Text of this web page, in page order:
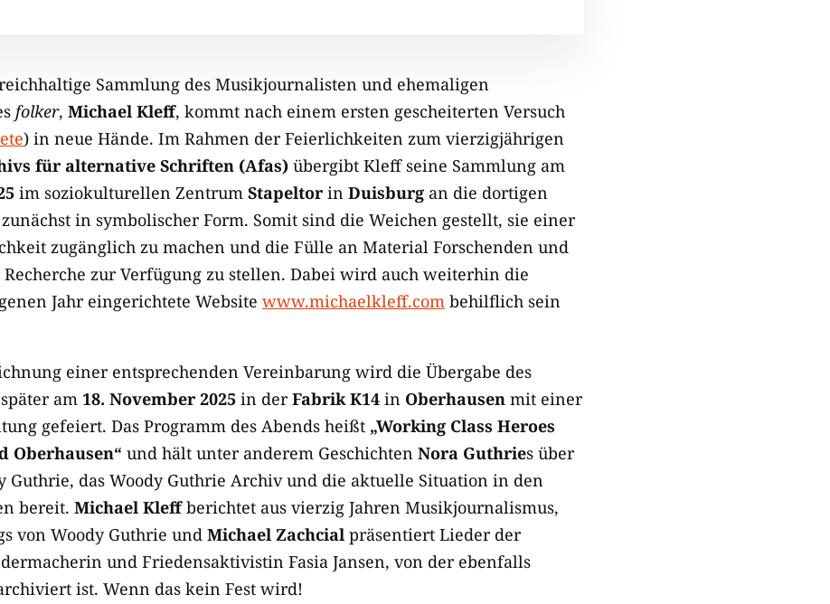
Sammlung des Musikjournalisten und ehemaligen
folker, Michael Kleff, kommt nach einem ersten gescheiterten Versuch
) in neue Hände. Im Rahmen der Feierlichkeiten zum vierzigjährigen
für alternative Schriften (Afas) übergibt Kleff seine Sammlung am
im soziokulturellen Zentrum Stapeltor in Duisburg an die dortigen
in symbolischer Form. Somit sind die Weichen gestellt, sie einer
zugänglich zu machen und die Fülle an Material Forschenden und
zur Verfügung zu stellen. Dabei wird auch weiterhin die
Jahr eingerichtete Website www.michaelkleff.com behilflich sein
einer entsprechenden Vereinbarung wird die Übergabe des
am 18. November 2025 in derFabrik K14 in Oberhausen mit einer
gefeiert. Das Programm des Abends heißt „Working Class Heroes
Oberhausen“ und hält unter anderem Geschichten Nora Guthries über
Guthrie, das Woody Guthrie Archiv und die aktuelle Situation in den
bereit. Michael Kleffberichtet aus vierzig Jahren Musikjournalismus,
von Woody Guthrie und Michael Zachcial präsentiert Lieder der
und Friedensaktivistin Fasia Jansen, von der ebenfalls
ist. Wenn das kein Fest wird!